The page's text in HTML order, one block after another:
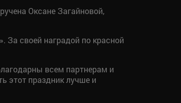
Оксане Загайновой,
За своей наградой по красной
всем партнерам и
этот праздник лучше и